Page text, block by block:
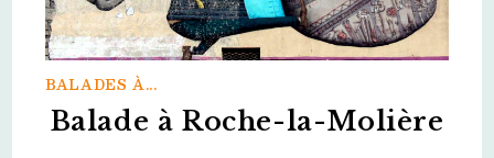
BALADES À...
Balade à Roche-la-Molière